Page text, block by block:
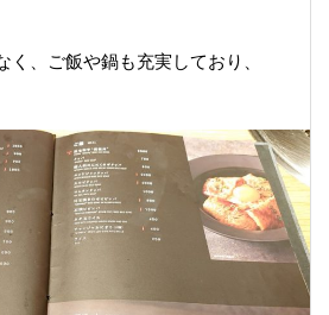
く、ご飯や鍋も充実しており、